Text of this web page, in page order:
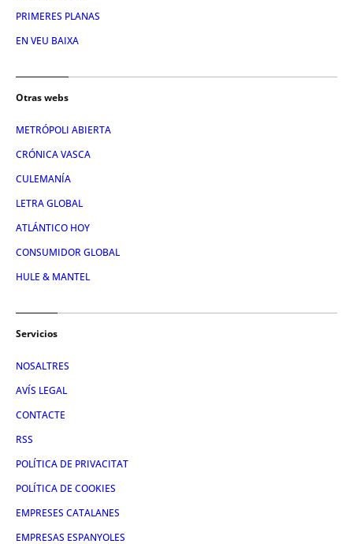
PRIMERES PLANAS
EN VEU BAIXA
Otras webs
METRÓPOLI ABIERTA
CRÓNICA VASCA
CULEMANÍA
LETRA GLOBAL
ATLÁNTICO HOY
CONSUMIDOR GLOBAL
HULE & MANTEL
Servicios
NOSALTRES
AVÍS LEGAL
CONTACTE
RSS
POLÍTICA DE PRIVACITAT
POLÍTICA DE COOKIES
EMPRESES CATALANES
EMPRESAS ESPANYOLES